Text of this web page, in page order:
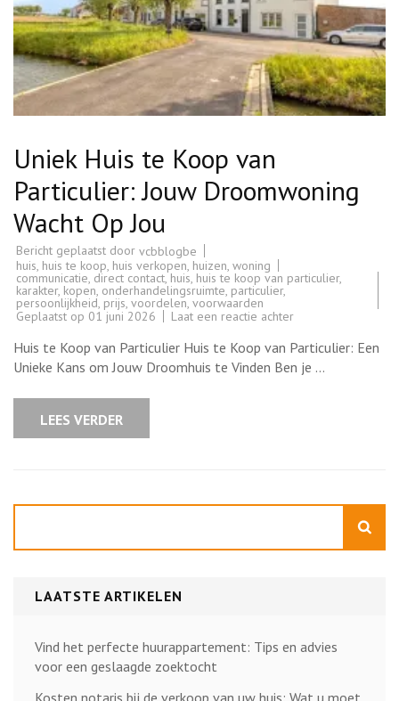
Uniek Huis te Koop van
Particulier: Jouw Droomwoning
Wacht Op Jou
Bericht geplaatst door vcbblogbe
huis, huis te koop, huis verkopen, huizen, woning
communicatie, direct contact,huis, huis te koop van particulier,
karakter, kopen, onderhandelingsruimte, particulier,
persoonlijkheid, prijs, voordelen, voorwaarden
Geplaatst op 01 juni 2026 Laat een reactie achterop
Huis
te
Koop
van
Huis te Koop van Particulier Huis te Koop van Particulier: Een
Unieke Kans om Jouw Droomhuis te Vinden Ben je …
LEES VERDER
LAATSTE ARTIKELEN
Vind het perfecte huurappartement: Tips en advies
voor een geslaagde zoektocht